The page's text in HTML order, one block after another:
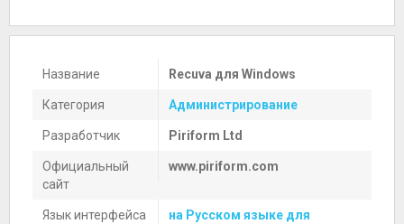
Название Recuva для Windows
Категория Администрирование
Разработчик Piriform Ltd
Официальный
сайт
www.piriform.com
Язык интерфейса
на Русском языке для